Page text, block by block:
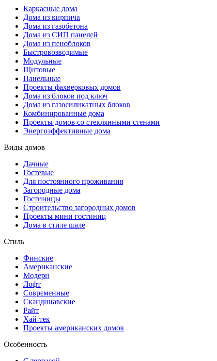
Каркасные дома
Дома из кирпича
Дома из газобетона
Дома из СИП панелей
Дома из пеноблоков
Быстровозводимые
Модульные
Щитовые
Панельные
Проекты фахверковых домов
Дома из блоков под ключ
Дома из газосиликатных блоков
Комбинированные дома
Проекты домов со стеклянными стенами
Энергоэффективные дома
Виды домов
Дачные
Гостевые
Для постоянного проживания
Загородные дома
Гостиницы
Строительство загородных домов
Проекты мини гостиниц
Дома в стиле шале
Стиль
Финские
Американские
Модерн
Лофт
Современные
Скандинавские
Райт
Хай-тек
Проекты американских домов
Особенность